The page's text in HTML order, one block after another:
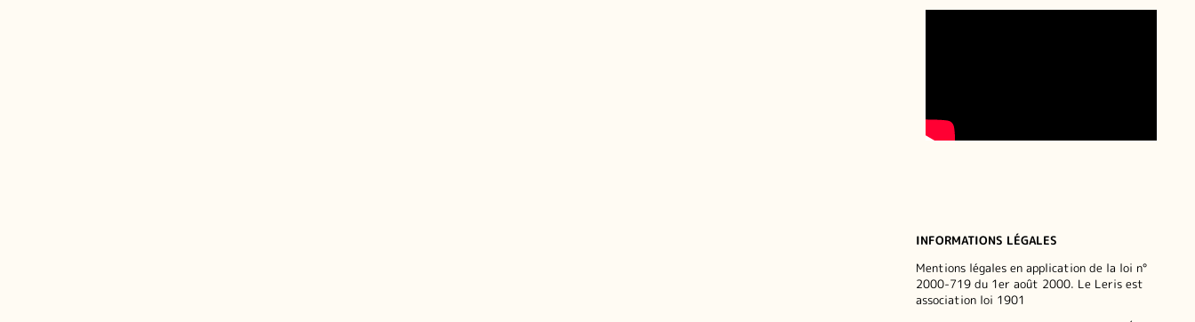
INFORMATIONS LÉGALES
Mentions légales en application de la loi n°
2000-719 du 1er août 2000. Le Leris est
association loi 1901